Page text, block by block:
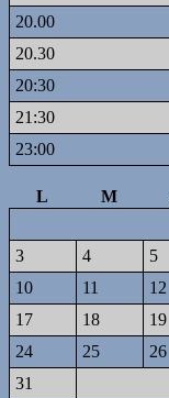
20.00
20.30
20:30
21:30
23:00
L
M
3
4 5
10
11 12
17
18 19
24
25 26
31